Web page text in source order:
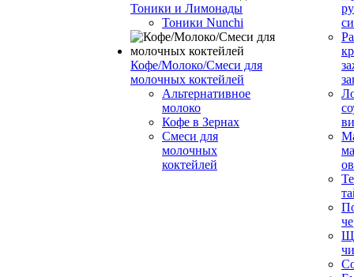
Тоники и Лимонады
Тоники Nunchi
Кофе/Молоко/Смеси для
молочных коктейлей
Альтернативное
молоко
Кофе в Зернах
Смеси для
молочных
коктейлей